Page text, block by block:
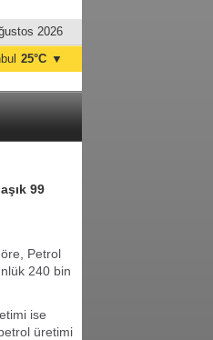
2026
25°C ▼
99
Petrol
240 bin
ise
üretimi